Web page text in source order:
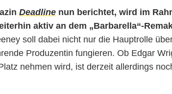
Deadline nun berichtet, wird im
aktiv an dem „Barbarella“-
soll dabei nicht nur die Hauptrolle
Produzentin fungieren. Ob Edgar
nehmen wird, ist derzeit allerdings